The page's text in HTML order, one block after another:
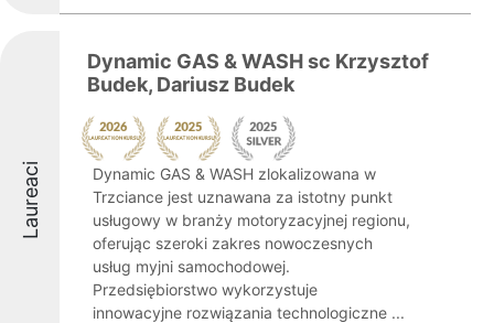
Laureaci
Dynamic GAS & WASH sc Krzysztof
Budek, Dariusz Budek
Dynamic GAS & WASH zlokalizowana w
Trzciance jest uznawana za istotny punkt
usługowy w branży motoryzacyjnej regionu,
oferując szeroki zakres nowoczesnych
usług myjni samochodowej.
Przedsiębiorstwo wykorzystuje
innowacyjne rozwiązania technologiczne ...